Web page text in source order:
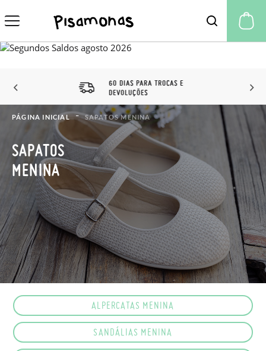
60 DIAS PARA TROCAS E
DEVOLUÇÕES
PÁGINA INICIAL SAPATOS MENINA
SAPATOS
MENINA
ALPERCATAS MENINA
SANDÁLIAS MENINA